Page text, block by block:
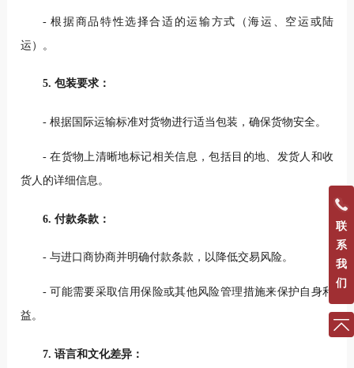
- 根据商品特性选择合适的运输方式（海运、空运或陆
运）。
5. 包装要求：
- 根据国际运输标准对货物进行适当包装，确保货物安全。
- 在货物上清晰地标记相关信息，包括目的地、发货人和收
货人的详细信息。
6. 付款条款：
- 与进口商协商并明确付款条款，以降低交易风险。
- 可能需要采取信用保险或其他风险管理措施来保护自身利
益。
7. 语言和文化差异：
联
系
我
们